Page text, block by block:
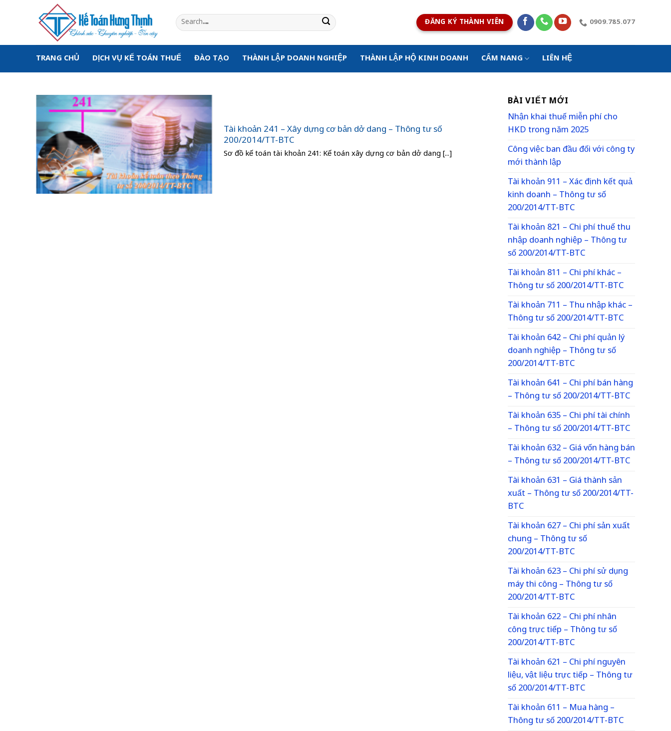
ĐĂNG KÝ THÀNH VIÊN 0909.785.077
TRANG CHỦ DỊCH VỤ KẾ TOÁN THUẾ ĐÀO TẠO THÀNH LẬP DOANH NGHIỆP THÀNH LẬP HỘ KINH DOANH CẨM NANG LIÊN HỆ
Tài khoản 241 – Xây dựng cơ bản dở dang – Thông tư số
200/2014/TT-BTC
Sơ đồ kế toán tài khoản 241: Kế toán xây dựng cơ bản dở dang [...]
BÀI VIẾT MỚI
Nhận khai thuế miễn phí cho
HKD trong năm 2025
Công việc ban đầu đối với công ty
mới thành lập
Tài khoản 911 – Xác định kết quả
kinh doanh – Thông tư số
200/2014/TT-BTC
Tài khoản 821 – Chi phí thuế thu
nhập doanh nghiệp – Thông tư
số 200/2014/TT-BTC
Tài khoản 811 – Chi phí khác –
Thông tư số 200/2014/TT-BTC
Tài khoản 711 – Thu nhập khác –
Thông tư số 200/2014/TT-BTC
Tài khoản 642 – Chi phí quản lý
doanh nghiệp – Thông tư số
200/2014/TT-BTC
Tài khoản 641 – Chi phí bán hàng
– Thông tư số 200/2014/TT-BTC
Tài khoản 635 – Chi phí tài chính
– Thông tư số 200/2014/TT-BTC
Tài khoản 632 – Giá vốn hàng bán
– Thông tư số 200/2014/TT-BTC
Tài khoản 631 – Giá thành sản
xuất – Thông tư số 200/2014/TT-
BTC
Tài khoản 627 – Chi phí sản xuất
chung – Thông tư số
200/2014/TT-BTC
Tài khoản 623 – Chi phí sử dụng
máy thi công – Thông tư số
200/2014/TT-BTC
Tài khoản 622 – Chi phí nhân
công trực tiếp – Thông tư số
200/2014/TT-BTC
Tài khoản 621 – Chi phí nguyên
liệu, vật liệu trực tiếp – Thông tư
số 200/2014/TT-BTC
Tài khoản 611 – Mua hàng –
Thông tư số 200/2014/TT-BTC